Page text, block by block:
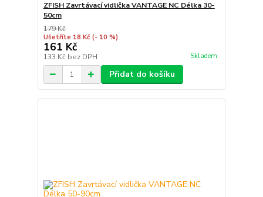
ZFISH Zavrtávací vidlička VANTAGE NC Délka 30-
50cm
179 Kč
Ušetříte 18 Kč (- 10 %)
161 Kč
133 Kč bez DPH Skladem
Přidat do košíku